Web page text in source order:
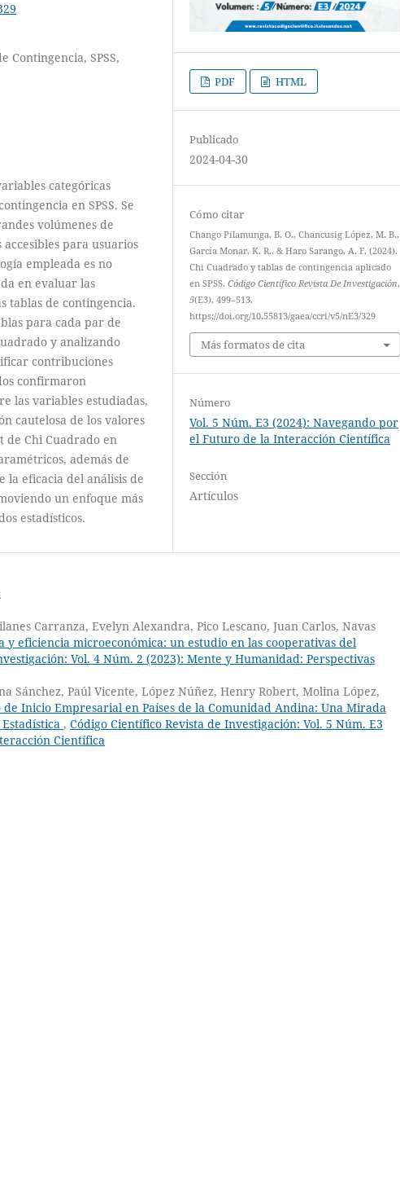
Contingencia, SPSS,
categóricas
en SPSS. Se
volúmenes de
para usuarios
empleada es no
en evaluar las
tablas de contingencia.
para cada par de
y analizando
contribuciones
confirmaron
las variables estudiadas,
cautelosa de los valores
de Chi Cuadrado en
además de
la eficacia del análisis de
un enfoque más
estadísticos.
PDF HTML
Publicado
2024-04-30
Cómo citar
Chango Pilamunga, B. O., Chancusig López, M. B.,
García Monar, K. R., & Haro Sarango, A. F. (2024).
Chi Cuadrado y tablas de contingencia aplicado
en SPSS.Código Científico Revista De Investigación,
5(E3), 499–513.
https://doi.org/10.55813/gaea/ccri/v5/nE3/329
Más formatos de cita
Número
Vol. 5 Núm. E3 (2024): Navegando por
el Futuro de la Interacción Científica
Sección
Artículos
Carranza, Evelyn Alexandra, Pico Lescano, Juan Carlos, Navas
y eficiencia microeconómica: un estudio en las cooperativas del
Vol. 4 Núm. 2 (2023): Mente y Humanidad: Perspectivas
Sánchez, Paúl Vicente, López Núñez, Henry Robert, Molina López,
Inicio Empresarial en Países de la Comunidad Andina: Una Mirada
, Código Científico Revista de Investigación: Vol. 5 Núm. E3
Científica